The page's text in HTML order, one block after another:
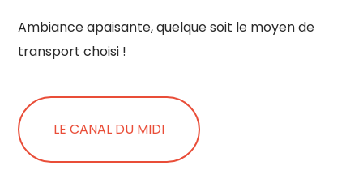
Ambiance apaisante, quelque soit le moyen de
transport choisi !
LE CANAL DU MIDI